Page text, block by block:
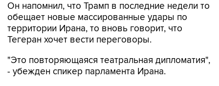
Он напомнил, что Трамп в последние недели то
обещает новые массированные удары по
территории Ирана, то вновь говорит, что
Тегеран хочет вести переговоры.
"Это повторяющаяся театральная дипломатия",
- убежден спикер парламента Ирана.